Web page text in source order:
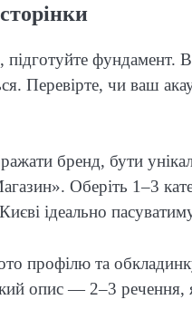
фундамент.
Перевірте, чи ваш
бренд, бути
Оберіть 1–3
ідеально
профілю та
опис — 2–3 речення,